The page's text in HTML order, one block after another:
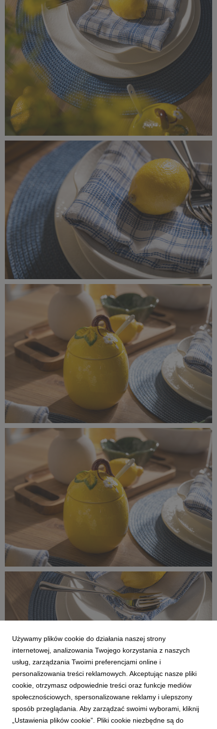
_MG_8333.jpg
9,62 MB
_MG_8330.jpg
_MG_8316.jpg
_MG_8316 oryginal.jpg
_MG_8315.jpg
Używamy plików cookie do działania naszej strony
internetowej, analizowania Twojego korzystania z naszych
usług, zarządzania Twoimi preferencjami online i
personalizowania treści reklamowych. Akceptując nasze pliki
cookie, otrzymasz odpowiednie treści oraz funkcje mediów
społecznościowych, spersonalizowane reklamy i ulepszony
sposób przeglądania. Aby zarządzać swoimi wyborami, kliknij
„Ustawienia plików cookie”. Pliki cookie niezbędne są do